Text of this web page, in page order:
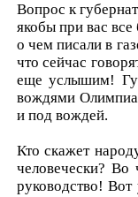
Вопрос к
якобы при вас
о чем писали в
что сейчас
еще услышим!
вождями
и под вождей.
Кто скажет
человечески? Во
руководство!